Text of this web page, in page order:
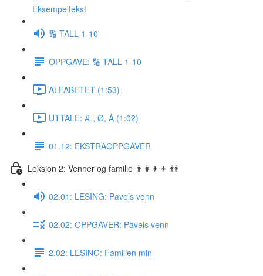
Eksempeltekst
🔢 TALL 1-10
OPPGAVE: 🔢 TALL 1-10
ALFABETET (1:53)
UTTALE: Æ, Ø, Å (1:02)
01.12: EKSTRAOPPGAVER
Leksjon 2: Venner og familie 👨‍👩‍👦‍👦 👫
02.01: LESING: Pavels venn
02.02: OPPGAVER: Pavels venn
2.02: LESING: Familien min